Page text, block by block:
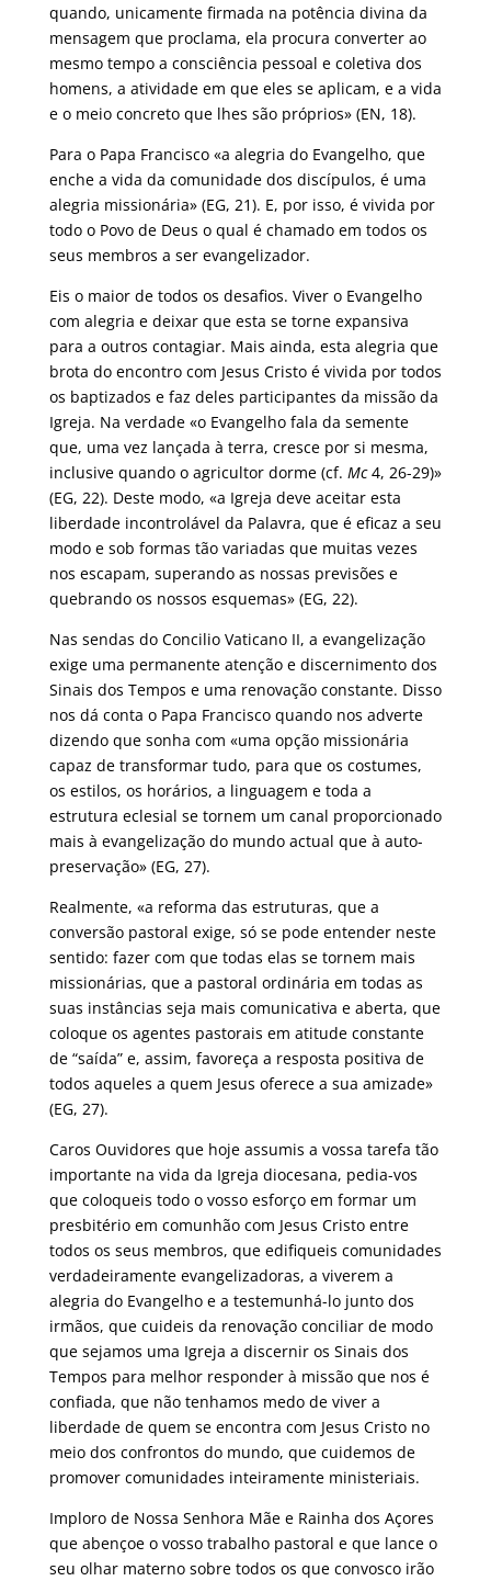
quando, unicamente firmada na potência divina da
mensagem que proclama, ela procura converter ao
mesmo tempo a consciência pessoal e coletiva dos
homens, a atividade em que eles se aplicam, e a vida
e o meio concreto que lhes são próprios» (EN, 18).
Para o Papa Francisco «a alegria do Evangelho, que
enche a vida da comunidade dos discípulos, é uma
alegria missionária» (EG, 21). E, por isso, é vivida por
todo o Povo de Deus o qual é chamado em todos os
seus membros a ser evangelizador.
Eis o maior de todos os desafios. Viver o Evangelho
com alegria e deixar que esta se torne expansiva
para a outros contagiar. Mais ainda, esta alegria que
brota do encontro com Jesus Cristo é vivida por todos
os baptizados e faz deles participantes da missão da
Igreja. Na verdade «o Evangelho fala da semente
que, uma vez lançada à terra, cresce por si mesma,
inclusive quando o agricultor dorme (cf. Mc4, 26-29)»
(EG, 22). Deste modo, «a Igreja deve aceitar esta
liberdade incontrolável da Palavra, que é eficaz a seu
modo e sob formas tão variadas que muitas vezes
nos escapam, superando as nossas previsões e
quebrando os nossos esquemas» (EG, 22).
Nas sendas do Concilio Vaticano II, a evangelização
exige uma permanente atenção e discernimento dos
Sinais dos Tempos e uma renovação constante. Disso
nos dá conta o Papa Francisco quando nos adverte
dizendo que sonha com «uma opção missionária
capaz de transformar tudo, para que os costumes,
os estilos, os horários, a linguagem e toda a
estrutura eclesial se tornem um canal proporcionado
mais à evangelização do mundo actual que à auto-
preservação» (EG, 27).
Realmente, «a reforma das estruturas, que a
conversão pastoral exige, só se pode entender neste
sentido: fazer com que todas elas se tornem mais
missionárias, que a pastoral ordinária em todas as
suas instâncias seja mais comunicativa e aberta, que
coloque os agentes pastorais em atitude constante
de “saída” e, assim, favoreça a resposta positiva de
todos aqueles a quem Jesus oferece a sua amizade»
(EG, 27).
Caros Ouvidores que hoje assumis a vossa tarefa tão
importante na vida da Igreja diocesana, pedia-vos
que coloqueis todo o vosso esforço em formar um
presbitério em comunhão com Jesus Cristo entre
todos os seus membros, que edifiqueis comunidades
verdadeiramente evangelizadoras, a viverem a
alegria do Evangelho e a testemunhá-lo junto dos
irmãos, que cuideis da renovação conciliar de modo
que sejamos uma Igreja a discernir os Sinais dos
Tempos para melhor responder à missão que nos é
confiada, que não tenhamos medo de viver a
liberdade de quem se encontra com Jesus Cristo no
meio dos confrontos do mundo, que cuidemos de
promover comunidades inteiramente ministeriais.
Imploro de Nossa Senhora Mãe e Rainha dos Açores
que abençoe o vosso trabalho pastoral e que lance o
seu olhar materno sobre todos os que convosco irão